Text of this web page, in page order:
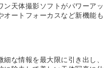
ン天体撮影ソフトがパワーアッ
オートフォーカスなど新機能も
な情報を最大限に引き出し、